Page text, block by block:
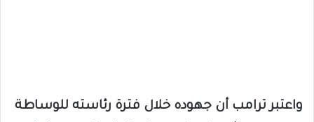
واعتبر ترامب أن جهوده خلال فترة رئاسته للوساطة